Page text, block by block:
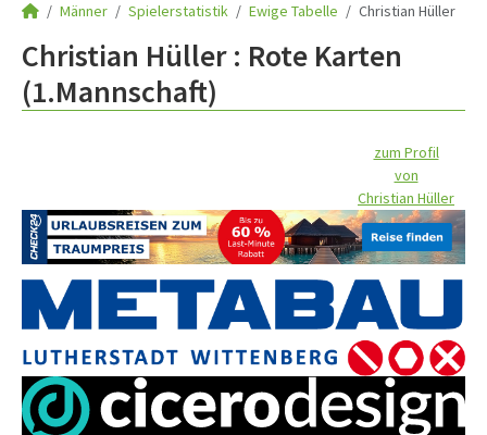
Männer Spielerstatistik Ewige Tabelle Christian Hüller
Christian Hüller : Rote Karten
(1.Mannschaft)
zum Profil
von
Christian Hüller